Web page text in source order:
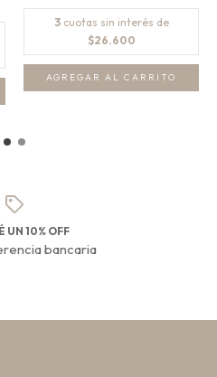
3 cuotas sin interés de
$26.600
UN 10% OFF
bancaria